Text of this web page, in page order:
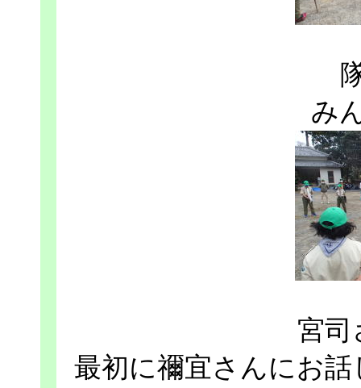
み
宮司
最初に禰宜さんにお